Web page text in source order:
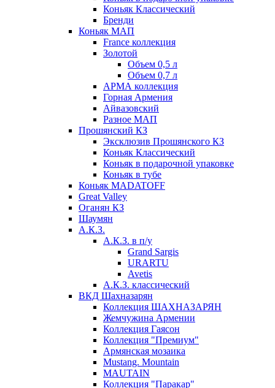
Коньяк Классический
Бренди
Коньяк МАП
France коллекция
Золотой
Объем 0,5 л
Объем 0,7 л
АРМА коллекция
Горная Армения
Айвазовский
Разное МАП
Прошянский КЗ
Эксклюзив Прошянского КЗ
Коньяк Классический
Коньяк в подарочной упаковке
Коньяк в тубе
Коньяк MADATOFF
Great Valley
Оганян КЗ
Шаумян
А.К.З.
А.К.З. в п/у
Grand Sargis
URARTU
Avetis
А.К.З. классический
ВКД Шахназарян
Коллекция ШАХНАЗАРЯН
Жемчужина Армении
Коллекция Гаясон
Коллекция "Премиум"
Армянская мозаика
Mustang. Mountain
MAUTAIN
Коллекция "Паракар"